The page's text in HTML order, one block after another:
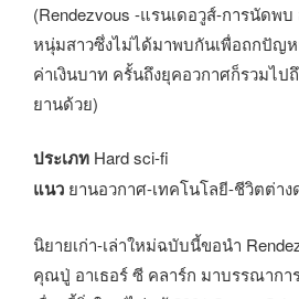
(Rendezvous -แรนเดอวูส์-การนัดพ
หนุ่มสาวซึ่งไม่ได้มาพบกันเพื่อถกปัญห
ค่าเงินบาท ครั้นถึงยุคอวกาศก็รวมไ
ยานด้วย)
ประเภท Hard sci-fi
แนว ยานอวกาศ-เทคโนโลยี-ชีวิตต่าง
นิยายเก่า-เล่าใหม่ฉบับนี้ขอนำ
คุณปู่ อาเธอร์ ซี คลาร์ก มาบรรณากา